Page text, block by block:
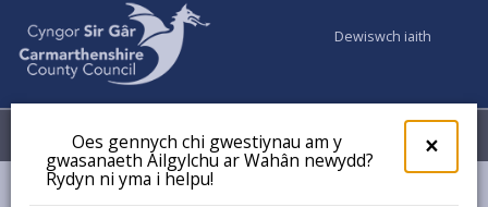
×
Oes gennych chi gwestiynau am y
gwasanaeth Ailgylchu ar Wahân newydd?
Rydyn ni yma i helpu!
Dewiswch iaith
Dewislen